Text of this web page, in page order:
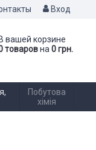
Вход
В вашей корзине
товаровна 0 грн.
Побутова
хімія